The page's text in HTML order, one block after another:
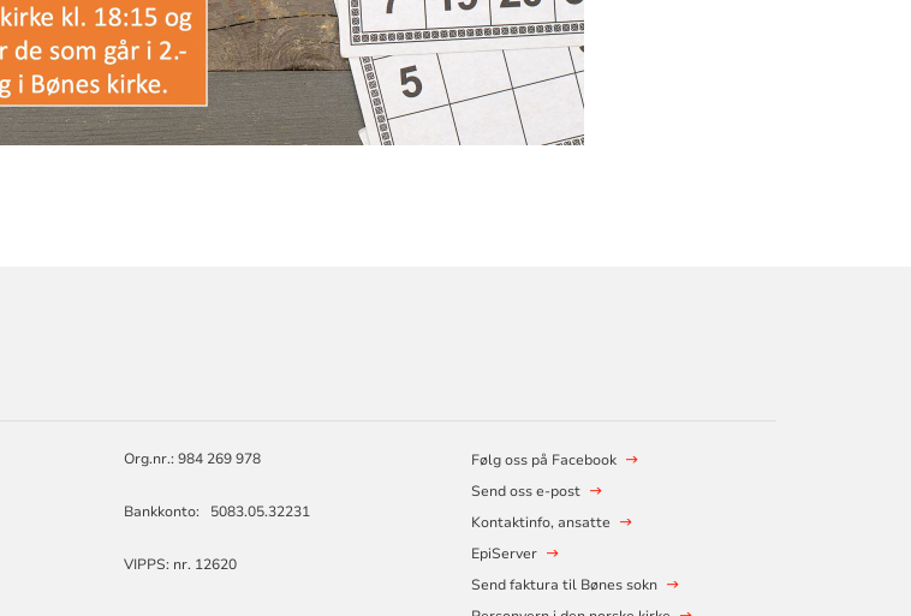
Org.nr.: 984 269 978
Bankkonto: 5083.05.32231
VIPPS: nr. 12620
Følg oss på Facebook
Send oss e-post
Kontaktinfo, ansatte
EpiServer
Send faktura til Bønes sokn